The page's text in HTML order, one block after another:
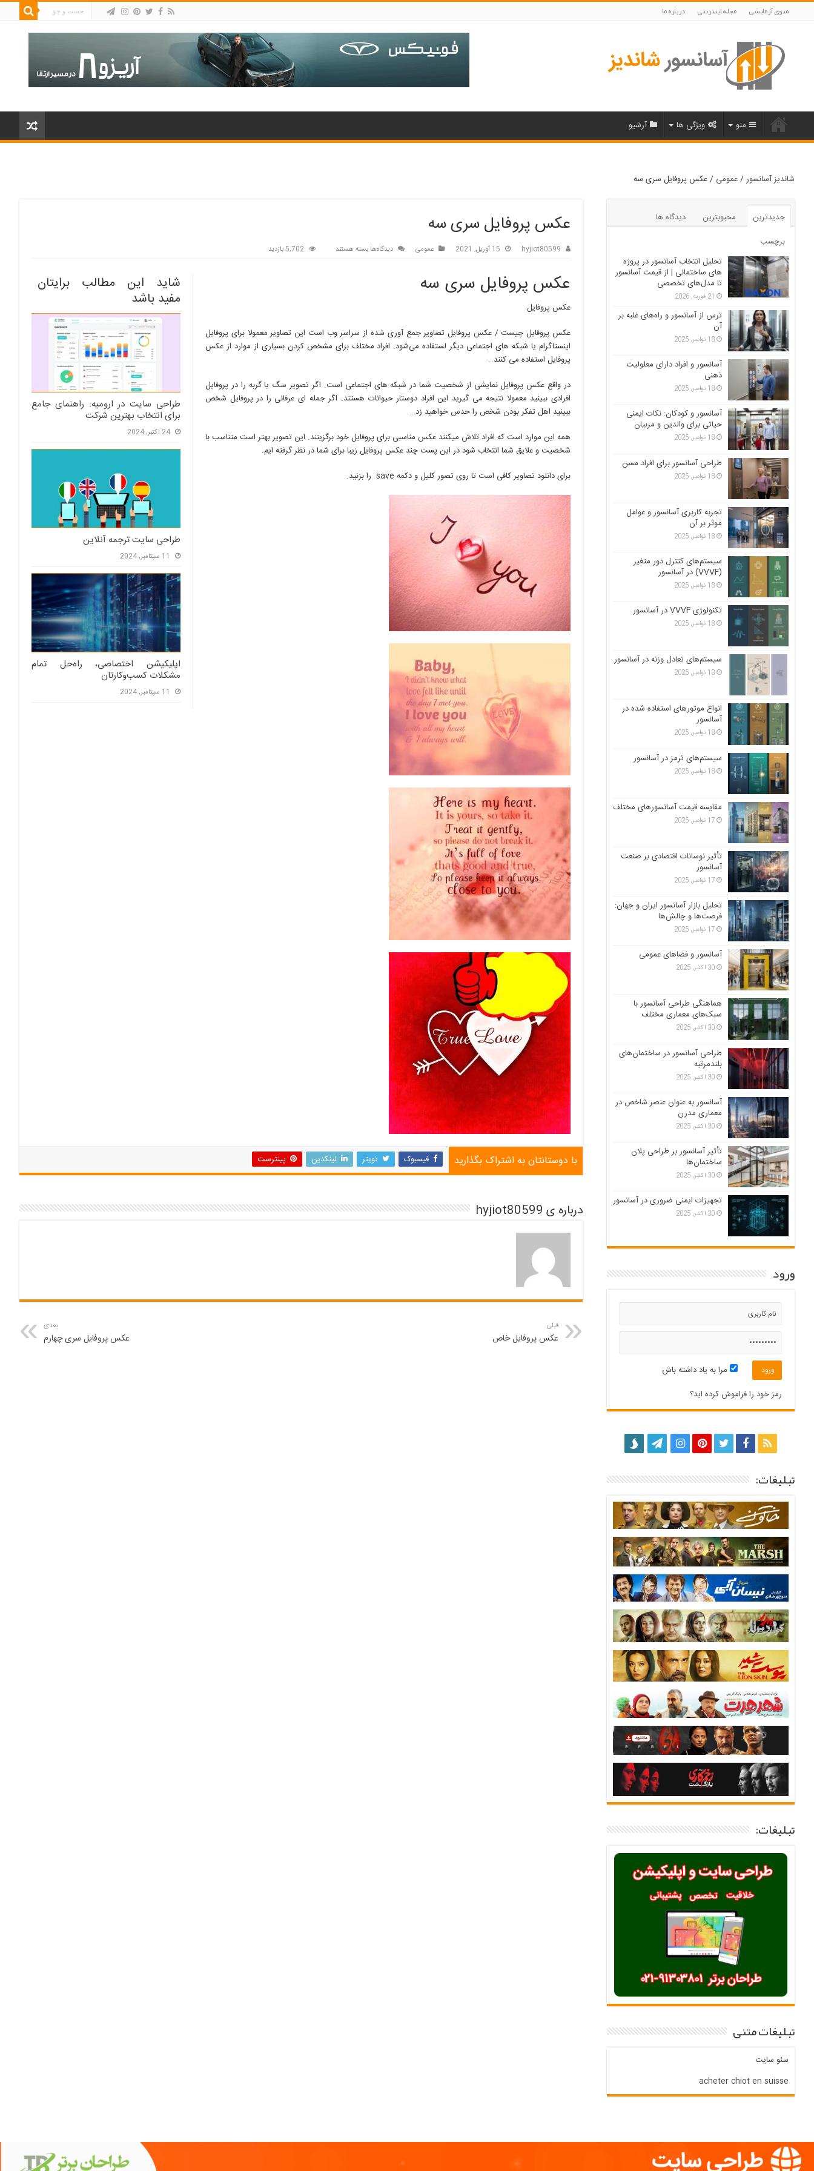
منوی آزمایشی مجله اینترنتی درباره ما
منو ویژگی ها آرشیو
شاندیز آسانسور/عمومی /عکس پروفایل سری سه
عکس پروفایل سری سه
hyjiot80599 15 آوریل, 2021 عمومی دیدگاه‌ها برای
بسته هستند 5,702 بازدید
شاید این مطالب برایتان
مفید باشد
طراحی سایت در ارومیه: راهنمای جامع
برای انتخاب بهترین شرکت
24 اکتبر, 2024
طراحی سایت ترجمه آنلاین
11 سپتامبر, 2024
اپلیکیشن اختصاصی، راه‌حل تمام
مشکلات کسب‌وکارتان
11 سپتامبر, 2024
عکس پروفایل سری سه
عکس پروفایل
عکس پروفایل چیست / عکس پروفایل تصاویر جمع آوری شده از سراسر وب است این تصاویر معمولا برای پروفایل
اینستاگرام یا شبکه های اجتماعی دیگر لستفاده می‌شود. افراد مختلف برای مشخص کردن بسیاری از موارد از عکس
پروفایل استفاده می کنند…
در واقع عکس پروفایل نمایشی از شخصیت شما در شبکه های اجتماعی است. اگر تصویر سگ یا گربه را در پروفایل
افرادی ببینید معمولا نتیجه می گیرید این افراد دوستار حیوانات هستند. اگر جمله ای عرفانی را در پروفایل شخص
ببینید اهل تفکر بودن شخص را حدس خواهید زد…
همه این موارد است که افراد تلاش میکنند عکس مناسبی برای پروفایل خود برگزینند. این تصویر بهتر است متناسب با
شخصیت و علایق شما انتخاب شود در این پست چند عکس پروفایل زیبا برای شما در نظر گرفته ایم.
برای دانلود تصاویر کافی است تا روی تصور کلیل و دکمه save را بزنید.
با دوستانتان به اشتراک بگذارید فیسبوک تویتر لینکدین پینترست
درباره ی hyjiot80599
قبلی
عکس پروفایل خاص
بعدی
عکس پروفایل سری چهارم
جدیدترین محبوبترین
دیدگاه ها
برچسب
تحلیل انتخاب آسانسور در پروژه‌
های ساختمانی | از قیمت آسانسور
تا مدل‌های تخصصی
21 فوریه, 2026
ترس از آسانسور و راه‌های غلبه بر
آن
18 نوامبر, 2025
آسانسور و افراد دارای معلولیت
ذهنی
18 نوامبر, 2025
آسانسور و کودکان: نکات ایمنی
حیاتی برای والدین و مربیان
18 نوامبر, 2025
طراحی آسانسور برای افراد مسن
18 نوامبر, 2025
تجربه کاربری آسانسور و عوامل
موثر بر آن
18 نوامبر, 2025
سیستم‌های کنترل دور متغیر
(VVVF) در آسانسور
18 نوامبر, 2025
تکنولوژی VVVF در آسانسور
18 نوامبر, 2025
سیستم‌های تعادل وزنه در آسانسور
18 نوامبر, 2025
انواع موتورهای استفاده شده در
آسانسور
18 نوامبر, 2025
سیستم‌های ترمز در آسانسور
18 نوامبر, 2025
مقایسه قیمت آسانسورهای مختلف
17 نوامبر, 2025
تأثیر نوسانات اقتصادی بر صنعت
آسانسور
17 نوامبر, 2025
تحلیل بازار آسانسور ایران و جهان:
فرصت‌ها و چالش‌ها
17 نوامبر, 2025
آسانسور و فضاهای عمومی
30 اکتبر, 2025
هماهنگی طراحی آسانسور با
سبک‌های معماری مختلف
30 اکتبر, 2025
طراحی آسانسور در ساختمان‌های
بلندمرتبه
30 اکتبر, 2025
آسانسور به عنوان عنصر شاخص در
معماری مدرن
30 اکتبر, 2025
تأثیر آسانسور بر طراحی پلان
ساختمان‌ها
30 اکتبر, 2025
تجهیزات ایمنی ضروری در آسانسور
30 اکتبر, 2025
ورود
مرا به یاد داشته باش
رمز خود را فراموش کرده اید؟
تبلیغات:
تبلیغات:
تبلیغات متنی
سئو سایت
acheter chiot en suisse